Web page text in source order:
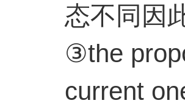
态不同因
③the
current